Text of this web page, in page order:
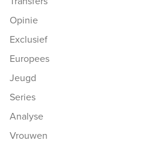
Opinie
Exclusief
Europees
Jeugd
Series
Analyse
Vrouwen